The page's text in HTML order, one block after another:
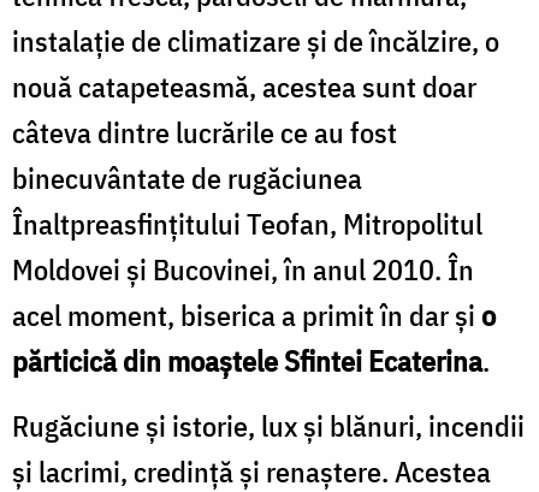
instalaţie de climatizare şi de încălzire, o
nouă catapeteasmă, acestea sunt doar
câteva dintre lucrările ce au fost
binecuvântate de rugăciunea
Înaltpreasfințitului Teofan, Mitropolitul
Moldovei și Bucovinei, în anul 2010. În
acel moment, biserica a primit în dar șio
părticică din moaștele Sfintei Ecaterina.
Rugăciune și istorie, lux și blănuri, incendii
și lacrimi, credință și renaștere. Acestea